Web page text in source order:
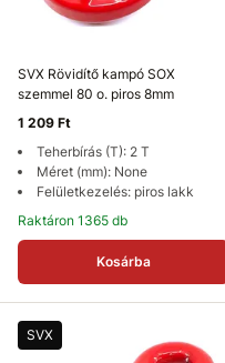
SVX Rövidítő kampó SOX
szemmel 80 o. piros 8mm
1 209 Ft
Teherbírás (T): 2 T
Méret (mm): None
Felületkezelés: piros lakk
Raktáron 1365 db
Kosárba
SVX